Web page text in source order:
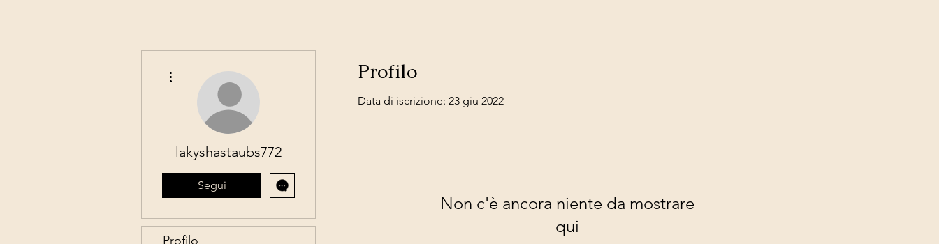
Profilo
Data di iscrizione: 23 giu 2022
Non c'è ancora niente da mostrare
qui
lakyshastaubs772
Segui
Profilo